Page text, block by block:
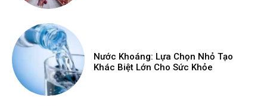
Nước Khoáng: Lựa Chọn Nhỏ Tạo
Khác Biệt Lớn Cho Sức Khỏe